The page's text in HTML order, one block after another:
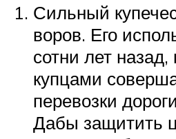
Сильный
воров. Его
сотни лет назад,
купцами
перевозки
Дабы защитить